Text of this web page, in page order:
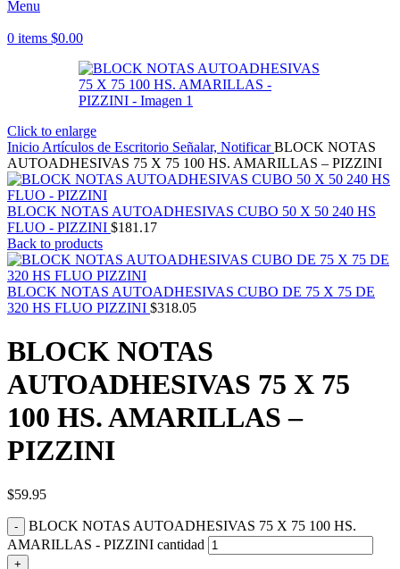
Menu
0 items $0.00
Click to enlarge
Inicio Artículos de Escritorio Señalar, NotificarBLOCK NOTAS
AUTOADHESIVAS 75 X 75 100 HS. AMARILLAS – PIZZINI
BLOCK NOTAS AUTOADHESIVAS CUBO 50 X 50 240 HS
FLUO - PIZZINI $181.17
Back to products
BLOCK NOTAS AUTOADHESIVAS CUBO DE 75 X 75 DE
320 HS FLUO PIZZINI $318.05
BLOCK NOTAS
AUTOADHESIVAS 75 X 75
100 HS. AMARILLAS –
PIZZINI
$59.95
BLOCK NOTAS AUTOADHESIVAS 75 X 75 100 HS.
AMARILLAS - PIZZINI cantidad